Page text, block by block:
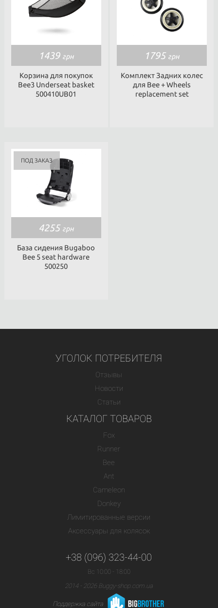
1439 грн
Корзина для покупок
Bee3 Underseat basket
500410UB01
1795 грн
Комплект Задних колес
для Bee + Wheels
replacement set
4255 грн
База сидения Bugaboo
Bee 5 seat hardware
500250
УГОЛОК ПОТРЕБИТЕЛЯ
Отзывы
Новости
Статьи
КАТАЛОГ ТОВАРОВ
Fox
Runner
Bee
Ant
Cameleon
Donkey
Лимитированные версии
Аксессуары для колясок
+38 (096) 323-44-00
Вс 10:00 - 18:00
2014 - 2026 Buggy-shop.com.ua
Поддержка сайта